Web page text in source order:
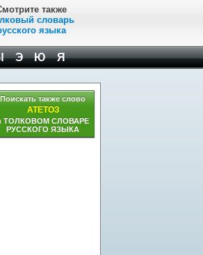
также
словарь
языка
Э Ю Я
Поискать также слово
АТЕТОЗ
ТОЛКОВОМ СЛОВАРЕ
РУССКОГО ЯЗЫКА